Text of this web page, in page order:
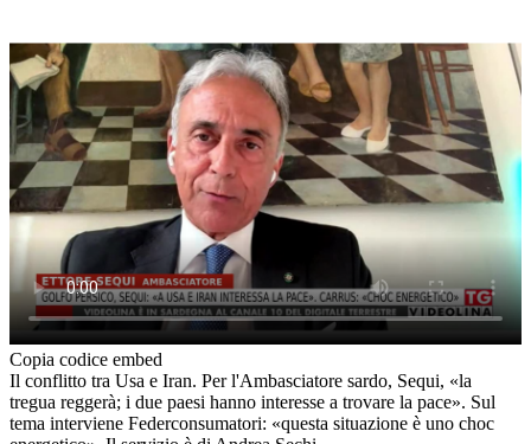
Copia codice embed
Il conflitto tra Usa e Iran. Per l'Ambasciatore sardo, Sequi, «la
tregua reggerà; i due paesi hanno interesse a trovare la pace». Sul
tema interviene Federconsumatori: «questa situazione è uno choc